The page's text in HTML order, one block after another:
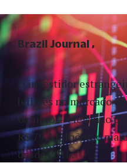
O investidor
bilhões no mercado
outubro — elevando o
R$ 79,5 bilhões, o
desde 2016.
Brazil Journal